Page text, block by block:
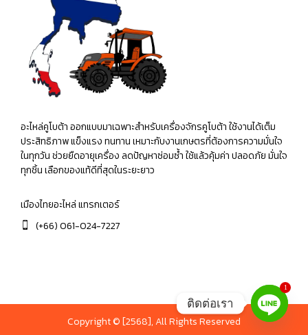
อะไหล่คูโบต้า ออกแบบมาเฉพาะสำหรับเครื่องจักรคูโบต้า ใช้งานได้เต็ม
ประสิทธิภาพ แข็งแรง ทนทาน เหมาะกับงานเกษตรที่ต้องการความมั่นใจ
ในทุกวัน ช่วยยืดอายุเครื่อง ลดปัญหาซ่อมซ้ำ ใช้แล้วคุ้มค่า ปลอดภัย มั่นใจ
ทุกชิ้น เลือกของแท้ดีที่สุดในระยะยาว
เมืองไทยอะไหล่ แทรกเตอร์
(+66) 061-024-7227
Copyright © [2568], All Rights Reserved
1
ติดต่อเรา